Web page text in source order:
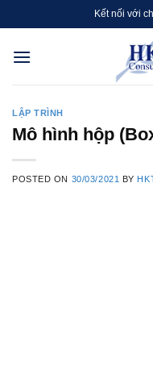
to
content
Kết nối với
LẬP TRÌNH
Mô hình hộp
POSTED ON 30/03/2021 BY